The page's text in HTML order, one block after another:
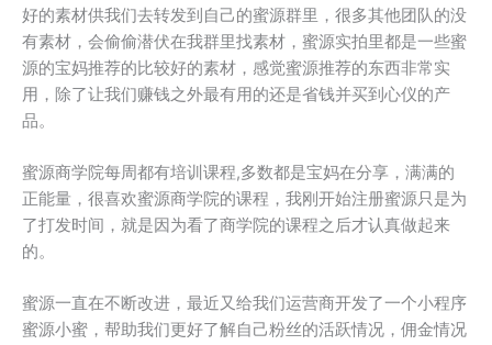
好的素材供我们去转发到自己的蜜源群里，很多其他团队的没
有素材，会偷偷潜伏在我群里找素材，蜜源实拍里都是一些蜜
源的宝妈推荐的比较好的素材，感觉蜜源推荐的东西非常实
用，除了让我们赚钱之外最有用的还是省钱并买到心仪的产
品。
蜜源商学院每周都有培训课程,多数都是宝妈在分享，满满的
正能量，很喜欢蜜源商学院的课程，我刚开始注册蜜源只是为
了打发时间，就是因为看了商学院的课程之后才认真做起来
的。
蜜源一直在不断改进，最近又给我们运营商开发了一个小程序
蜜源小蜜，帮助我们更好了解自己粉丝的活跃情况，佣金情况